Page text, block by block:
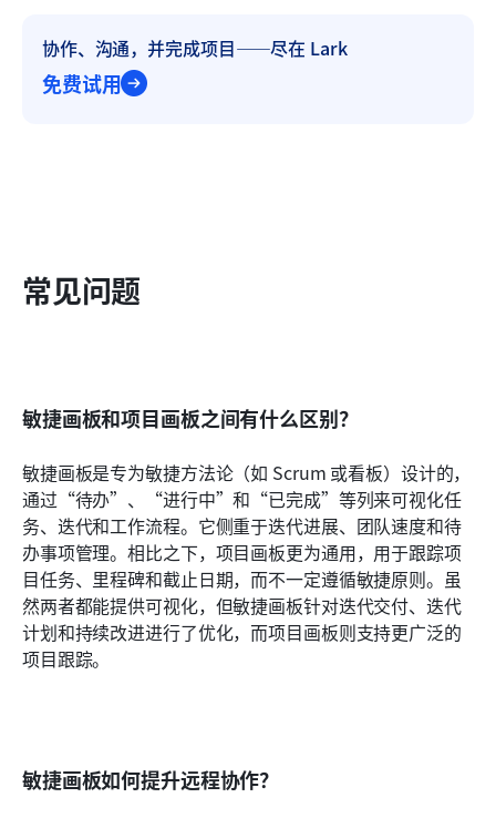
协作、沟通，并完成项目——尽在 Lark
免费试用
常见问题
敏捷画板和项目画板之间有什么区别？
敏捷画板是专为敏捷方法论（如 Scrum 或看板）设计的，
通过“待办”、“进行中”和“已完成”等列来可视化任
务、迭代和工作流程。它侧重于迭代进展、团队速度和待
办事项管理。相比之下，项目画板更为通用，用于跟踪项
目任务、里程碑和截止日期，而不一定遵循敏捷原则。虽
然两者都能提供可视化，但敏捷画板针对迭代交付、迭代
计划和持续改进进行了优化，而项目画板则支持更广泛的
项目跟踪。
敏捷画板如何提升远程协作？